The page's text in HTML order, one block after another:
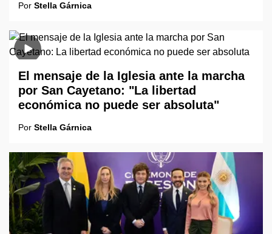
Por Stella Gárnica
El mensaje de la Iglesia ante la marcha
por San Cayetano: "La libertad
económica no puede ser absoluta"
Por Stella Gárnica